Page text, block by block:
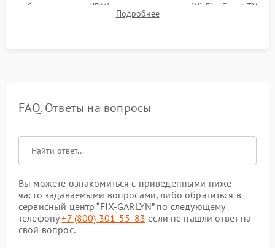
работы разъемов HDMI, динамиков, модуля Wi-Fi и Smart TV
в рабочем режиме в течение нескольких часов.
Подробнее
FAQ. Ответы на вопросы
Вы можете ознакомиться с приведенными ниже
часто задаваемыми вопросами, либо обратиться в
сервисный центр “FIX-GARLYN” по следующему
телефону+7 (800) 301-55-83 если не нашли ответ на
свой вопрос.